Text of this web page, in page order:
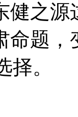
健之
命题
。